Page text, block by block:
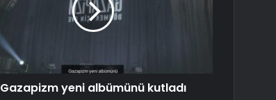
Gazapizm yeni albümünü kutladı